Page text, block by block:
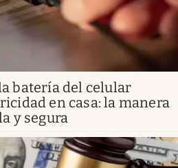
batería del celular
en casa: la manera
y segura